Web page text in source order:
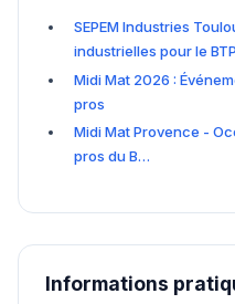
SEPEM Industries
industrielles pour le BTP
Midi Mat 2026 :
pros
Midi Mat Provence -
pros du B…
Informations